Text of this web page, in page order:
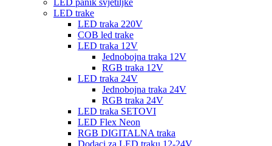
LED panik svjetiljke
LED trake
LED traka 220V
COB led trake
LED traka 12V
Jednobojna traka 12V
RGB traka 12V
LED traka 24V
Jednobojna traka 24V
RGB traka 24V
LED traka SETOVI
LED Flex Neon
RGB DIGITALNA traka
Dodaci za LED traku 12-24V